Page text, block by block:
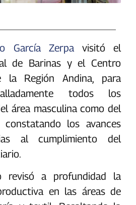
García Zerpavisitó el
de Barinas y el Centro
la Región Andina, para
todos los
área masculina como del
constatando los avances
al cumplimiento del
revisó a profundidad la
en las áreas de